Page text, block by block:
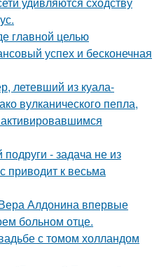
главной целью
успех и бесконечная
летевший из куала-
вулканического пепла,
- задача не из
приводит к весьма
Алдонина впервые
больном отце.
с томом холландом